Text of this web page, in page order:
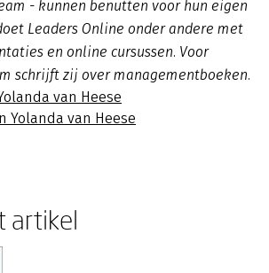
- kunnen benutten voor hun eigen
Leaders Online onder andere met
en online cursussen. Voor
schrijft zij over managementboeken.
van Heese
Yolanda van Heese
artikel